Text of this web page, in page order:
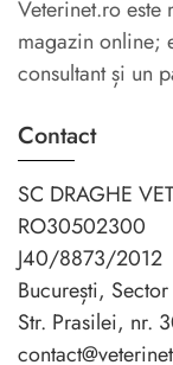
Veterinet.ro este
magazin online;
consultant și un
Contact
SC DRAGHE
RO30502300
J40/8873/2012
București,
Str. Prasilei, nr.